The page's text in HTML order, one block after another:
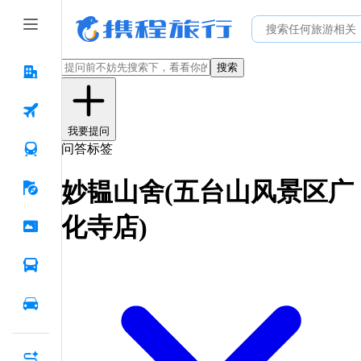
搜索
我要提问
问答标签
妙韫山舍(五台山风景区广
化寺店)